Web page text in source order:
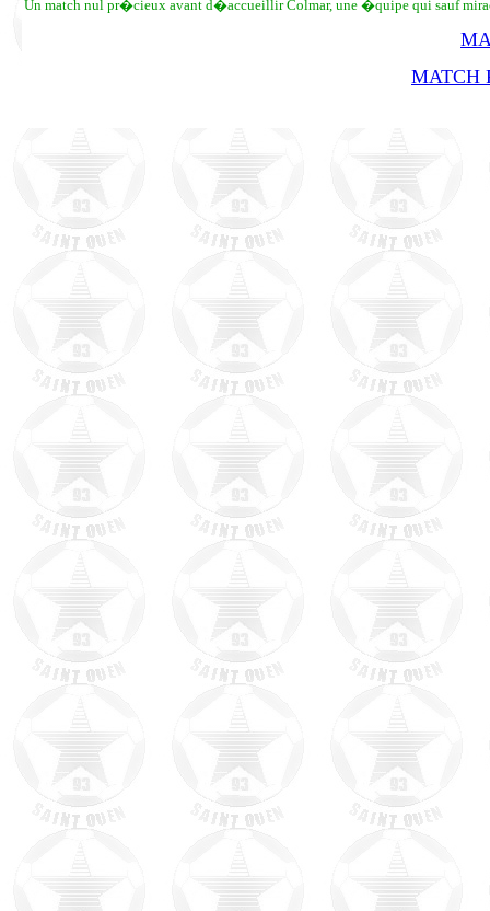
Un match nul pr�cieux avant d�accueillir Colmar, une �quipe qui sauf
MATCH